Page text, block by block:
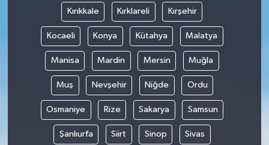
Kırıkkale Kırklareli Kırşehir
Kocaeli Konya Kütahya Malatya
Manisa Mardin Mersin Muğla
Muş Nevşehir Niğde Ordu
Osmaniye Rize Sakarya Samsun
Şanlıurfa Siirt Sinop Sivas